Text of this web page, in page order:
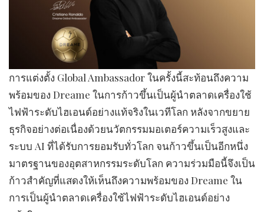
การแต่งตั้ง Global Ambassador ในครั้งนี้สะท้อนถึงความ
พร้อมของ Dreame ในการก้าวขึ้นเป็นผู้นำตลาดเครื่องใช้
ไฟฟ้าระดับไฮเอนด์อย่างแท้จริงในเวทีโลก หลังจากขยาย
ธุรกิจอย่างต่อเนื่องด้วยนวัตกรรมมอเตอร์ความเร็วสูงและ
ระบบ AI ที่ได้รับการยอมรับทั่วโลก จนก้าวขึ้นเป็นอีกหนึ่ง
มาตรฐานของอุตสาหกรรมระดับโลก ความร่วมมือนี้จึงเป็น
ก้าวสำคัญที่แสดงให้เห็นถึงความพร้อมของ Dreame ใน
การเป็นผู้นำตลาดเครื่องใช้ไฟฟ้าระดับไฮเอนด์อย่าง